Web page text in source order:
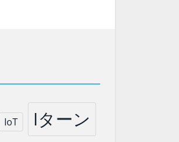
IoT Iターン